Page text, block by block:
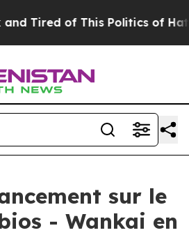
of This Politics of Hatred”
sur le
- Wankai en